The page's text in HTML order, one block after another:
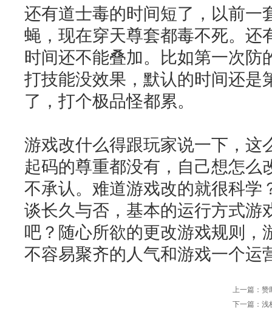
还有道士毒的时间短了，以前一
蝇，现在穿天尊套都毒不死。还
时间还不能叠加。比如第一次防
打技能没效果，默认的时间还是
了，打个极品怪都累。
游戏改什么得跟玩家说一下，这
起码的尊重都没有，自己想怎么
不承认。难道游戏改的就很科学
谈长久与否，基本的运行方式游
吧？随心所欲的更改游戏规则，
不容易聚齐的人气和游戏一个运
上一篇： 赞
下一篇： 浅